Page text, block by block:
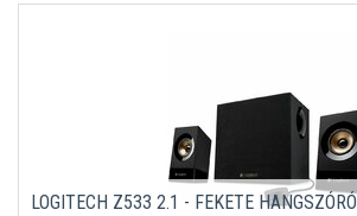
LOGITECH Z533 2.1 - FEKETE HANGSZÓRÓ